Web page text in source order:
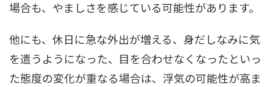
場合も、やましさを感じている可能性があります。
他にも、休日に急な外出が増える、身だしなみに気
を遣うようになった、目を合わせなくなったといっ
た態度の変化が重なる場合は、浮気の可能性が高ま